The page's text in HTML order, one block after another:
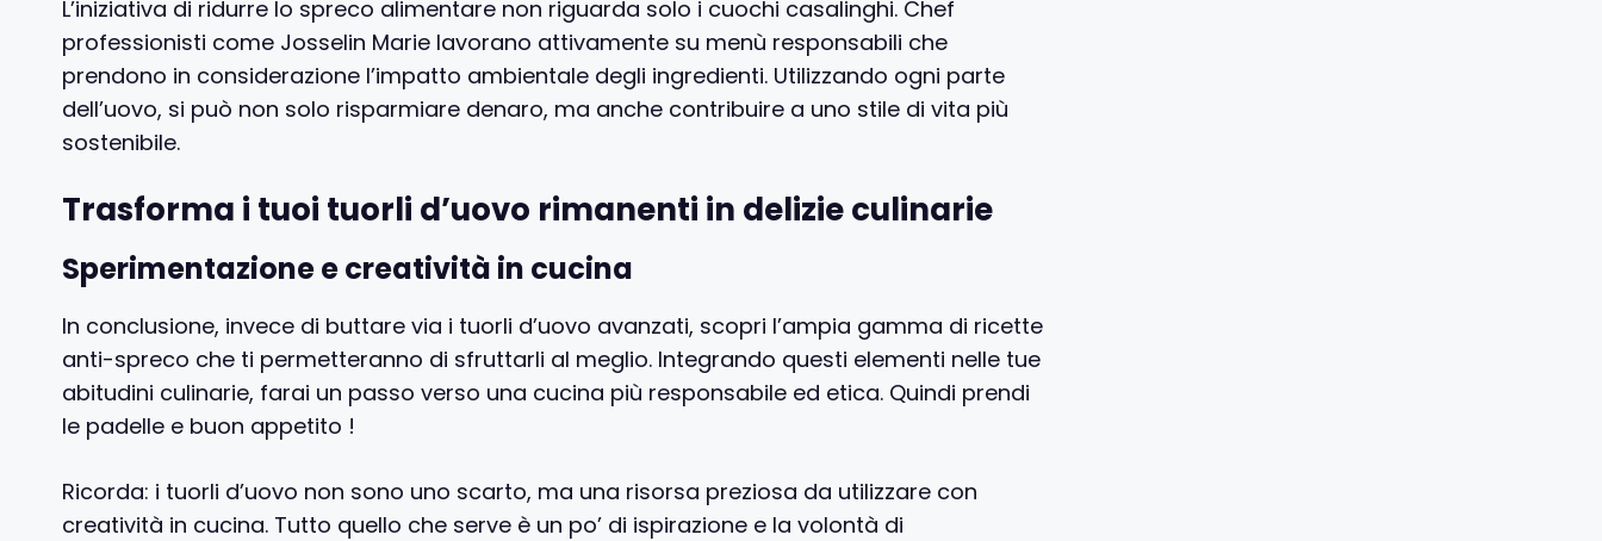
L’iniziativa di ridurre lo spreco alimentare non riguarda solo i cuochi casalinghi. Chef
professionisti come Josselin Marie lavorano attivamente su menù responsabili che
prendono in considerazione l’impatto ambientale degli ingredienti. Utilizzando ogni parte
dell’uovo, si può non solo risparmiare denaro, ma anche contribuire a uno stile di vita più
sostenibile.
Trasforma i tuoi tuorli d’uovo rimanenti in delizie culinarie
Sperimentazione e creatività in cucina
In conclusione, invece di buttare via i tuorli d’uovo avanzati, scopri l’ampia gamma di ricette
anti-spreco che ti permetteranno di sfruttarli al meglio. Integrando questi elementi nelle tue
abitudini culinarie, farai un passo verso una cucina più responsabile ed etica. Quindi prendi
le padelle e buon appetito !
Ricorda: i tuorli d’uovo non sono uno scarto, ma una risorsa preziosa da utilizzare con
creatività in cucina. Tutto quello che serve è un po’ di ispirazione e la volontà di